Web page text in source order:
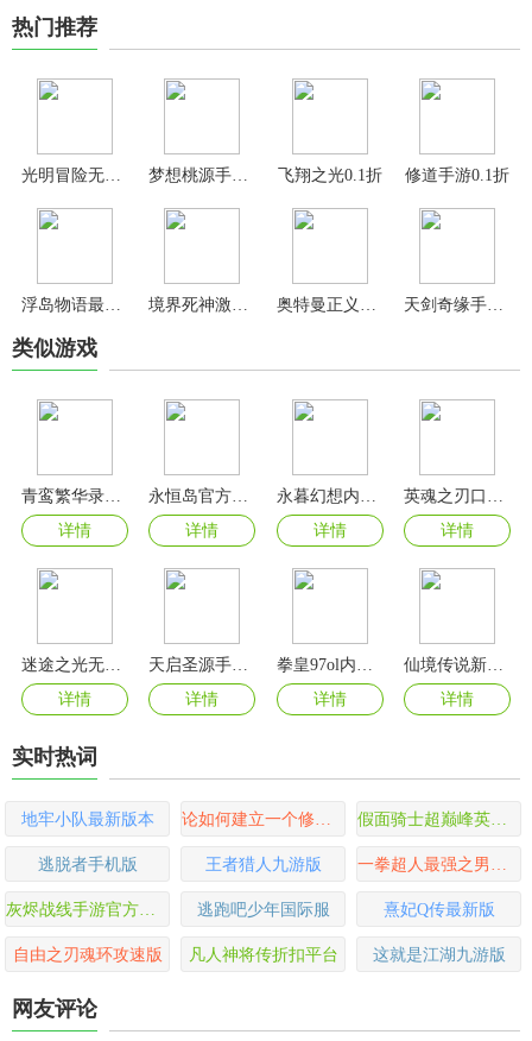
热门推荐
光明冒险无限钻石版 飞翔之光0.1折 修道手游0.1折
浮岛物语最新版
类似游戏
青鸾繁华录无限元宝版
详情
详情
详情
详情
迷途之光无限内购版
详情
详情
详情
详情
实时热词
地牢小队最新版本
逃脱者手机版 王者猎人九游版
逃跑吧少年国际服 熹妃Q传最新版
自由之刃魂环攻速版 凡人神将传折扣平台 这就是江湖九游版
网友评论